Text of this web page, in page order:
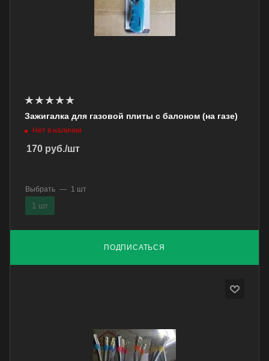
Зажигалка для газовой плиты с балоном (на газе)
Нет в наличии
170 руб./шт
ПОДПИСАТЬСЯ
Выбрать — 1 шт
1 шт